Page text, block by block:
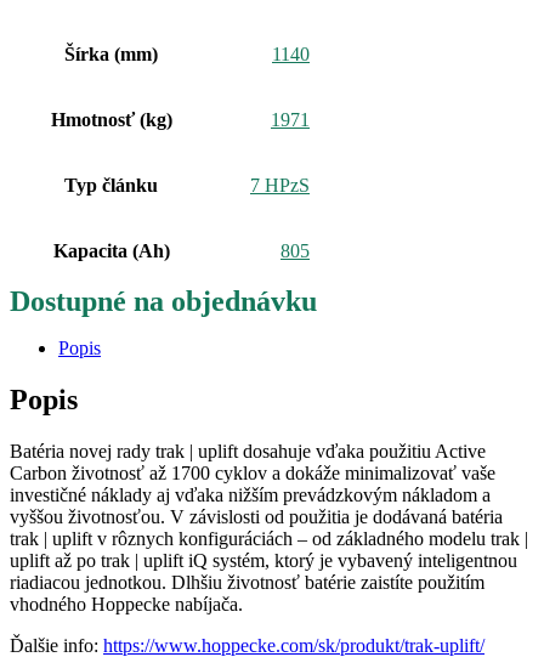
Šírka (mm) 1140
Hmotnosť (kg) 1971
Typ článku 7 HPzS
Kapacita (Ah) 805
Dostupné na objednávku
Popis
Popis
Batéria novej rady trak | uplift dosahuje vďaka použitiu Active
Carbon životnosť až 1700 cyklov a dokáže minimalizovať vaše
investičné náklady aj vďaka nižším prevádzkovým nákladom a
vyššou životnosťou. V závislosti od použitia je dodávaná batéria
trak | uplift v rôznych konfiguráciách – od základného modelu trak |
uplift až po trak | uplift iQ systém, ktorý je vybavený inteligentnou
riadiacou jednotkou. Dlhšiu životnosť batérie zaistíte použitím
vhodného Hoppecke nabíjača.
Ďalšie info: https://www.hoppecke.com/sk/produkt/trak-uplift/